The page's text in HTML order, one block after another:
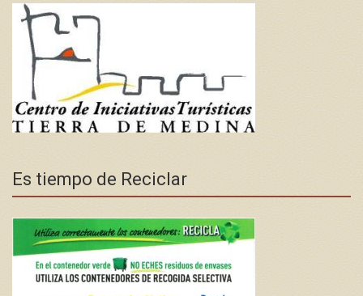
Es tiempo de Reciclar